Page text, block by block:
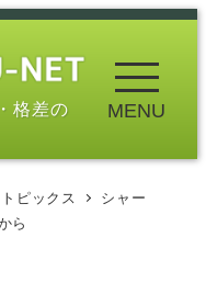
格差の MENU
ピックス
シャー
ら